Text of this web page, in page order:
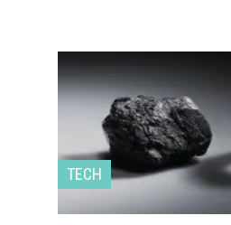
TECH